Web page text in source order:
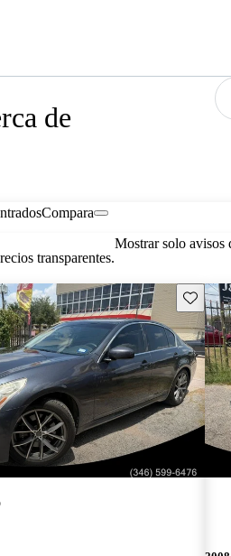
de
Compara
transparentes.
Mostrar solo avisos
Guarda